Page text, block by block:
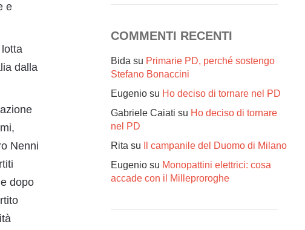
e
dalla
Nenni
dopo
COMMENTI RECENTI
Bida su Primarie PD, perché sostengo
Stefano Bonaccini
Eugenio su Ho deciso di tornare nel PD
Gabriele Caiati su Ho deciso di tornare
nel PD
Rita su
Il campanile del Duomo di Milano
Eugenio su Monopattini elettrici: cosa
accade con il Milleproroghe